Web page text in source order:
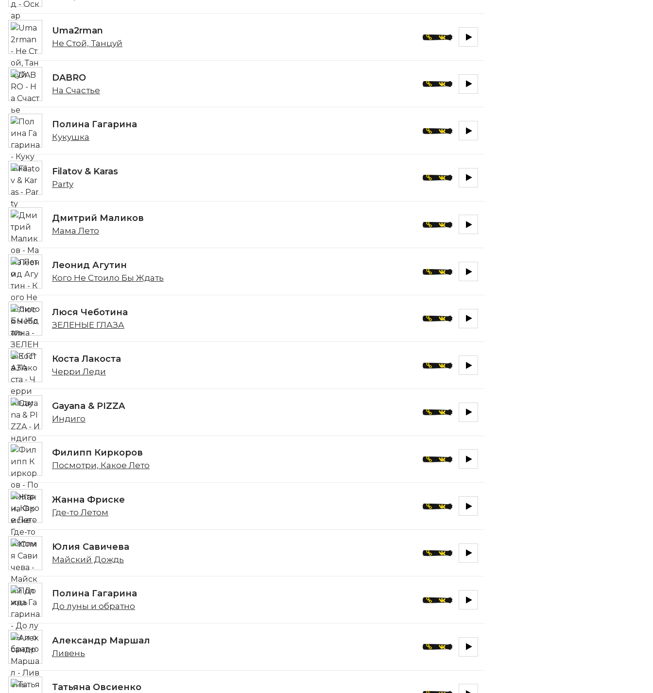
Uma2rman
Не Стой, Танцуй
DABRO
На Счастье
Полина Гагарина
Кукушка
Filatov & Karas
Party
Дмитрий Маликов
Мама Лето
Леонид Агутин
Кого Не Стоило Бы Ждать
Люся Чеботина
ЗЕЛЕНЫЕ ГЛАЗА
Коста Лакоста
Черри Леди
Gayana & PIZZA
Индиго
Филипп Киркоров
Посмотри, Какое Лето
Жанна Фриске
Где-то Летом
Юлия Савичева
Майский Дождь
Полина Гагарина
До луны и обратно
Александр Маршал
Ливень
Татьяна Овсиенко